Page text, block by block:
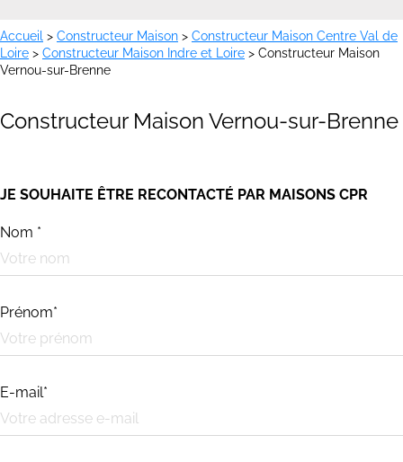
Accueil > Constructeur Maison > Constructeur Maison Centre Val de
Loire > Constructeur Maison Indre et Loire > Constructeur Maison
Vernou-sur-Brenne
Constructeur Maison Vernou-sur-Brenne
JE SOUHAITE ÊTRE RECONTACTÉ PAR MAISONS CPR
Nom *
Prénom*
E-mail*